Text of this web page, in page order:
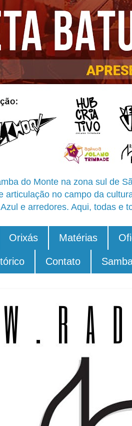
do Monte na zona sul de
articulação no campo da
e arredores. Aqui, todas e
Orixás Matérias
Contato